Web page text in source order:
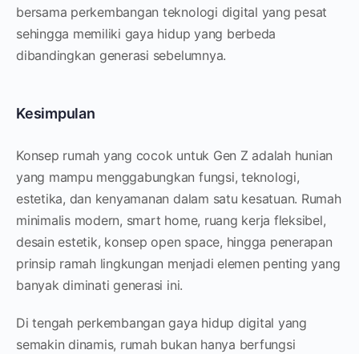
bersama perkembangan teknologi digital yang pesat
sehingga memiliki gaya hidup yang berbeda
dibandingkan generasi sebelumnya.
Kesimpulan
Konsep rumah yang cocok untuk Gen Z adalah hunian
yang mampu menggabungkan fungsi, teknologi,
estetika, dan kenyamanan dalam satu kesatuan. Rumah
minimalis modern, smart home, ruang kerja fleksibel,
desain estetik, konsep open space, hingga penerapan
prinsip ramah lingkungan menjadi elemen penting yang
banyak diminati generasi ini.
Di tengah perkembangan gaya hidup digital yang
semakin dinamis, rumah bukan hanya berfungsi